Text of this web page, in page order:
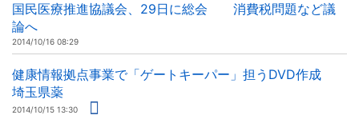
国民医療推進協議会、29日に総会 消費税問題など議
論へ
2014/10/16 08:29
健康情報拠点事業で「ゲートキーパー」担うDVD作成
埼玉県薬
2014/10/15 13:30